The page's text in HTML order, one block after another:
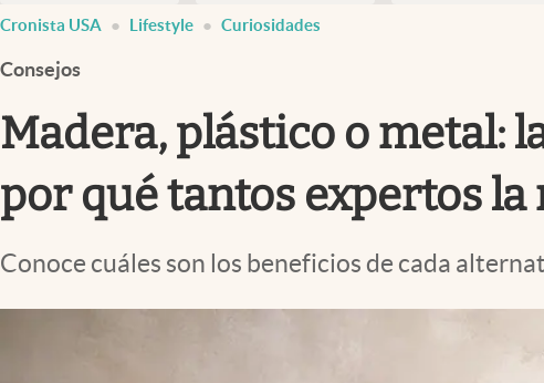
Streaming
Lifestyle
Cronista USA Lifestyle Curiosidades
Consejos
Madera, plástico o metal:
por qué tantos expertos
Conoce cuáles son los beneficios de cada